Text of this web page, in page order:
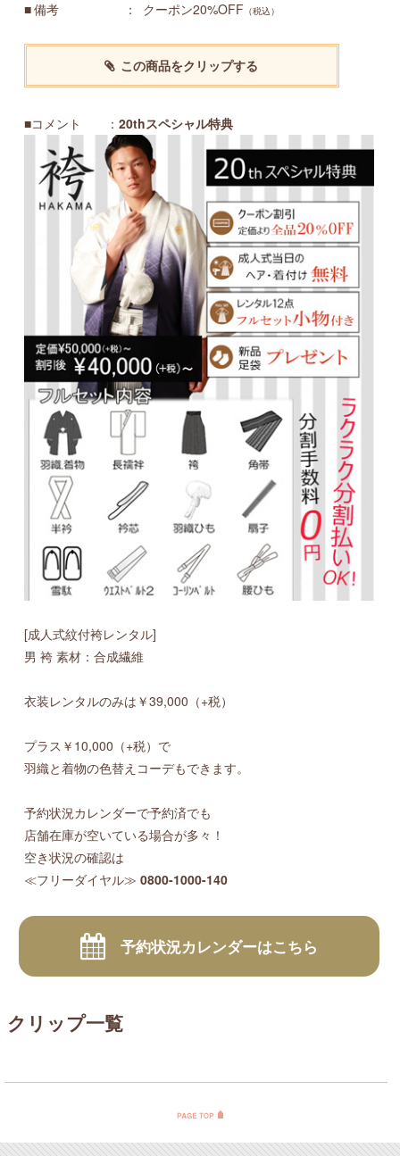
備考 クーポン20%OFF （税込）
この商品をクリップする
■コメント ： 20thスペシャル特典
[成人式紋付袴レンタル]
男 袴 素材：合成繊維
衣装レンタルのみは￥39,000（+税）
プラス￥10,000（+税）で
羽織と着物の色替えコーデもできます。
予約状況カレンダーで予約済でも
店舗在庫が空いている場合が多々！
空き状況の確認は
≪フリーダイヤル≫ 0800-1000-140
予約状況カレンダーはこちら
クリップ一覧